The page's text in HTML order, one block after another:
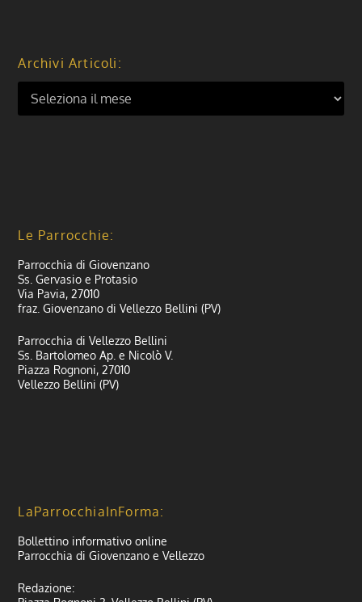
Archivi Articoli:
Le Parrocchie:
Parrocchia di Giovenzano
Ss. Gervasio e Protasio
Via Pavia, 27010
fraz. Giovenzano di Vellezzo Bellini (PV)
Parrocchia di Vellezzo Bellini
Ss. Bartolomeo Ap. e Nicolò V.
Piazza Rognoni, 27010
Vellezzo Bellini (PV)
LaParrocchiaInForma:
Bollettino informativo online
Parrocchia di Giovenzano e Vellezzo
Redazione: